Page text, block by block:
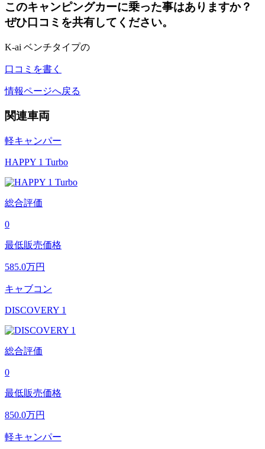
このキャンピングカーに乗った事はありますか？
ぜひ口コミを共有してください。
K-ai ベンチタイプの
口コミを書く
情報ページへ戻る
関連車両
軽キャンパー
HAPPY 1 Turbo
総合評価
0
最低販売価格
585.0万円
キャブコン
DISCOVERY 1
総合評価
0
最低販売価格
850.0万円
軽キャンパー